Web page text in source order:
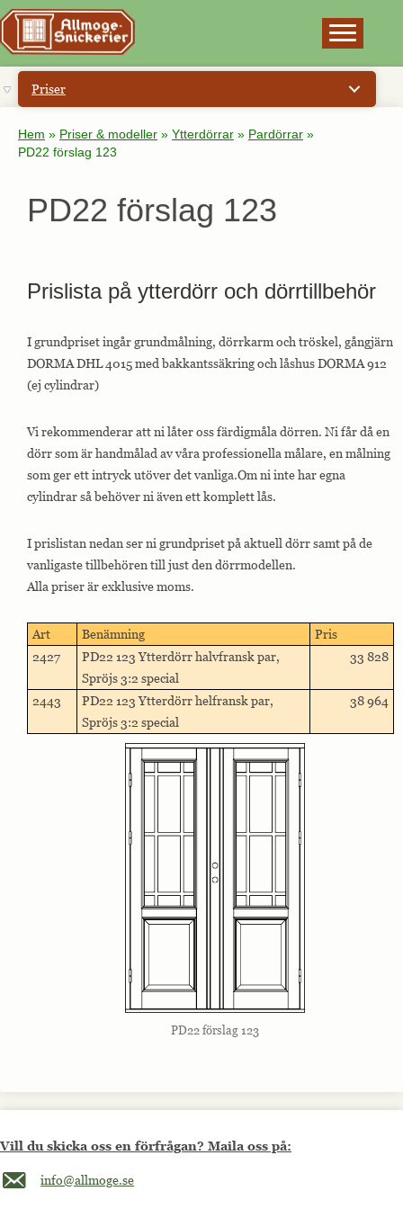
Priser
Hem » Priser & modeller » Ytterdörrar » Pardörrar »
PD22 förslag 123
PD22 förslag 123
Prislista på ytterdörr och dörrtillbehör
I grundpriset ingår grundmålning, dörrkarm och tröskel, gångjärn
DORMA DHL 4015 med bakkantssäkring och låshus DORMA 912
(ej cylindrar)
Vi rekommenderar att ni låter oss färdigmåla dörren. Ni får då en
dörr som är handmålad av våra professionella målare, en målning
som ger ett intryck utöver det vanliga.Om ni inte har egna
cylindrar så behöver ni även ett komplett lås.
I prislistan nedan ser ni grundpriset på aktuell dörr samt på de
vanligaste tillbehören till just den dörrmodellen.
Alla priser är exklusive moms.
Art Benämning
Pris
2427
PD22 123 Ytterdörr halvfransk par,
Spröjs 3:2 special
33 828
2443
PD22 123 Ytterdörr helfransk par,
Spröjs 3:2 special
38 964
PD22 förslag 123
Vill du skicka oss en förfrågan? Maila oss på:
Maila oss på info@allmoge.se
info@allmoge.se